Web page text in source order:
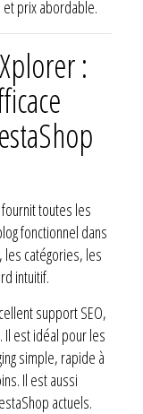
prix abordable.
:
toutes les
fonctionnel dans
les catégories, les
intuitif.
support SEO,
Il est idéal pour les
simple, rapide à
Il est aussi
actuels.